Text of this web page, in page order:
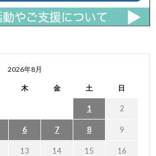
2026年8月
木 金 土 日
1 2
6 7 8 9
13 14 15 16